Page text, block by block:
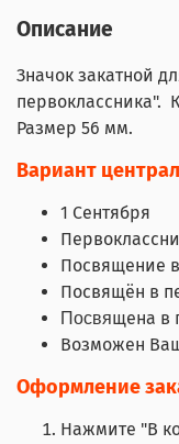
Описание
Значок закатной
первоклассника".
Размер 56 мм.
Вариант
1 Сентября
Посвящение
Посвящён в
Посвящена в
Возможен
Оформление
Нажмите "В